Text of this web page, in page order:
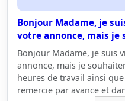
Bonjour Madame, je
votre annonce, mais
Bonjour Madame, je suis
annonce, mais je
heures de travail ainsi
remercie par avance et